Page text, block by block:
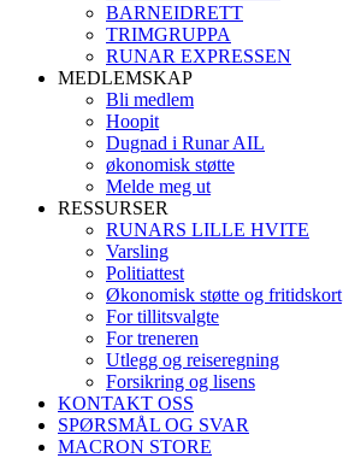
BARNEIDRETT
TRIMGRUPPA
RUNAR EXPRESSEN
MEDLEMSKAP
Bli medlem
Hoopit
Dugnad i Runar AIL
økonomisk støtte
Melde meg ut
RESSURSER
RUNARS LILLE HVITE
Varsling
Politiattest
Økonomisk støtte og fritidskort
For tillitsvalgte
For treneren
Utlegg og reiseregning
Forsikring og lisens
KONTAKT OSS
SPØRSMÅL OG SVAR
MACRON STORE